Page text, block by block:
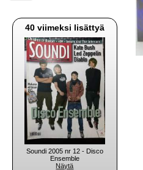
40 viimeksi lisättyä
Soundi 2005 nr 12 - Disco
Ensemble
Näytä